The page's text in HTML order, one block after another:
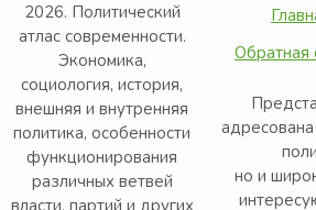
2026. Политический
атлас современности.
Экономика,
социология, история,
внешняя и внутренняя
политика, особенности
функционирования
различных ветвей
Обратная
но и